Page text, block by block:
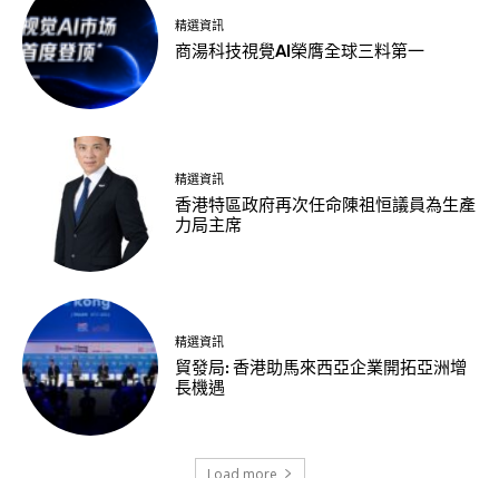
精選資訊
商湯科技視覺AI榮膺全球三料第一
精選資訊
香港特區政府再次任命陳祖恒議員為生產
力局主席
精選資訊
貿發局: 香港助馬來西亞企業開拓亞洲增
長機遇
Load more